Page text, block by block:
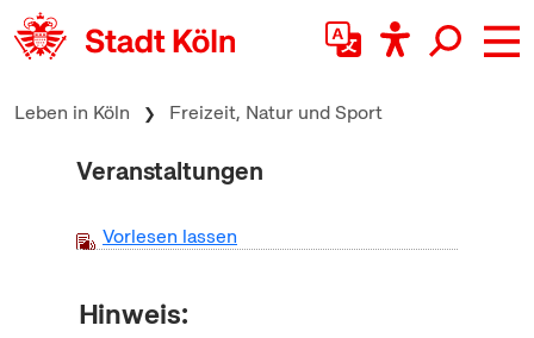
zum Inhalt springen
Leben in Köln Freizeit, Natur und Sport
Veranstaltungen
Vorlesen lassen
Hinweis: